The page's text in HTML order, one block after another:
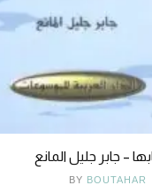
– جابر جليل المانع
BY BOUTAHAR